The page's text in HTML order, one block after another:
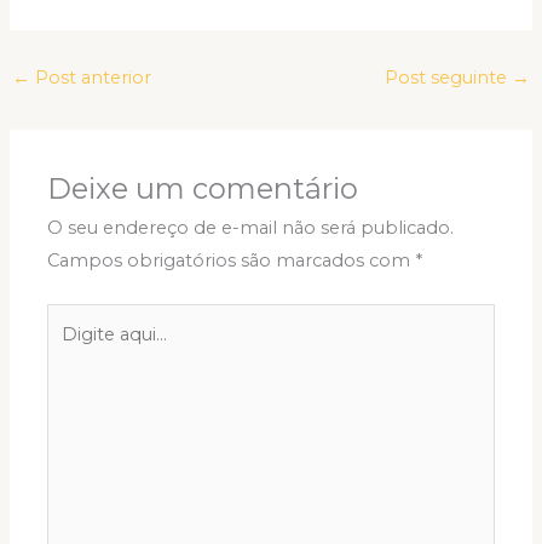
← Post anterior Post seguinte →
Deixe um comentário
O seu endereço de e-mail não será publicado.
Campos obrigatórios são marcados com *
aqui...